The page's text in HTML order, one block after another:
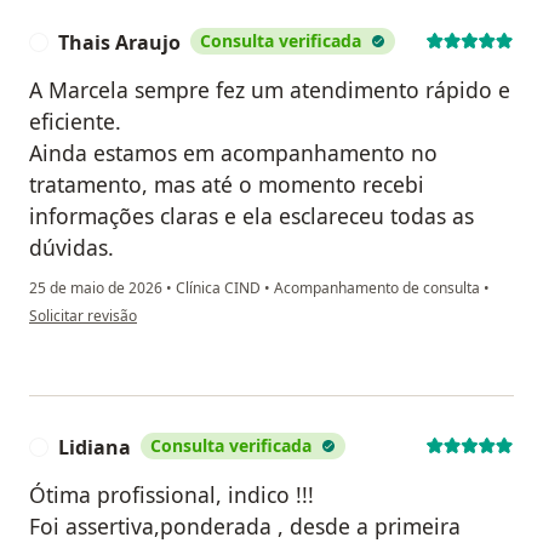
Thais Araujo Consulta verificada
A Marcela sempre fez um atendimento rápido e
eficiente.
Ainda estamos em acompanhamento no
tratamento, mas até o momento recebi
informações claras e ela esclareceu todas as
dúvidas.
25 de maio de 2026 • Clínica CIND • Acompanhamento de consulta •
na opinião do utilizador Thais Araujo
Solicitar revisão
Lidiana Consulta verificada
Ótima profissional, indico !!!
Foi assertiva,ponderada , desde a primeira